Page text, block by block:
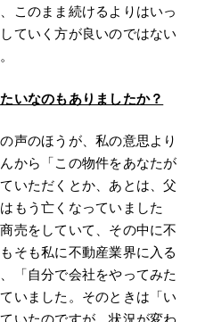
このまま続けるよりはいっ
ていく方が良いのではない
いなのもありましたか？
声のほうが、私の意思より
から「この物件をあなたが
いただくとか、あとは、父
もう亡くなっていました
売をしていて、その中に不
そも私に不動産業界に入る
「自分で会社をやってみた
いました。そのときは「い